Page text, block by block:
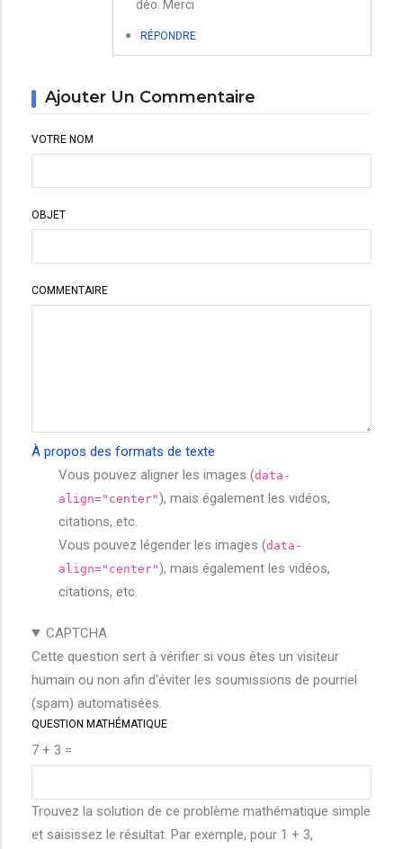
déo. Merci
RÉPONDRE
Ajouter Un Commentaire
VOTRE NOM
OBJET
COMMENTAIRE
À propos des formats de texte
Vous pouvez aligner les images (data-
align="center"), mais également les vidéos,
citations, etc.
Vous pouvez légender les images (data-
align="center"), mais également les vidéos,
citations, etc.
CAPTCHA
Cette question sert à vérifier si vous êtes un visiteur
humain ou non afin d'éviter les soumissions de pourriel
(spam) automatisées.
QUESTION MATHÉMATIQUE
7 + 3 =
Trouvez la solution de ce problème mathématique simple
et saisissez le résultat. Par exemple, pour 1 + 3,